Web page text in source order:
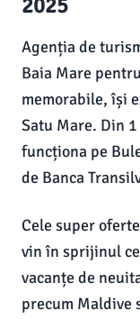
2025
Agenția de
Baia Mare
memorabile, își
Satu Mare. Din
funcționa pe
de Banca
Cele super
vin în sprijinul
vacanțe de
precum Maldive